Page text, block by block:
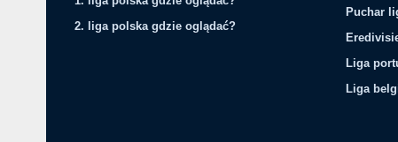
2. liga polska gdzie oglądać?
Puchar
Liga
Liga